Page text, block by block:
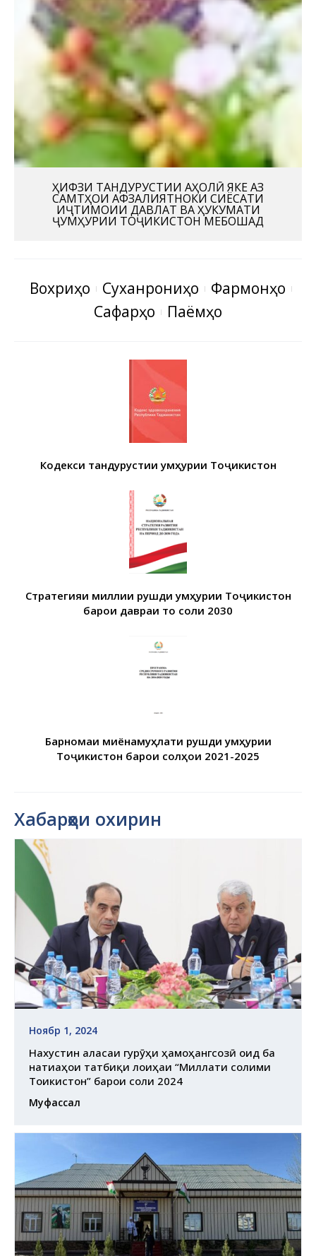
ҲИФЗИ ТАНДУРУСТИИ АҲОЛӢ ЯКЕ АЗ
САМТҲОИ АФЗАЛИЯТНОКИ СИЁСАТИ
ИҶТИМОИИ ДАВЛАТ ВА ҲУКУМАТИ
ҶУМҲУРИИ ТОҶИКИСТОН МЕБОШАД
Вохӯриҳо Суханрониҳо
Фармонҳо
Сафарҳо
Паёмҳо
Кодекси тандурустии Ҷумҳурии Тоҷикистон
Стратегияи миллии рушди Ҷумҳурии Тоҷикистон
барои давраи то соли 2030
Барномаи миёнамуҳлати рушди Ҷумҳурии
Тоҷикистон барои солҳои 2021-2025
Хабарҳои охирин
Ноябр 1, 2024
Нахустин ҷаласаи гурӯҳи ҳамоҳангсозӣ оид ба
натиҷаҳои татбиқи лоиҳаи “Миллати солими
Тоҷикистон” барои соли 2024
Муфассал